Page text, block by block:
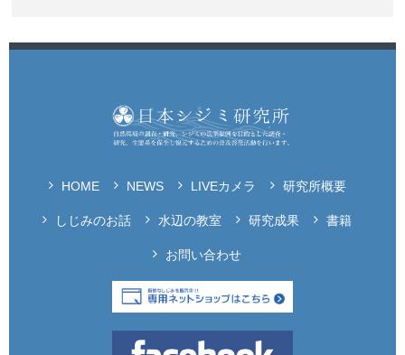
HOME NEWS LIVEカメラ 研究所概要
しじみのお話 水辺の教室 研究成果 書籍
お問い合わせ